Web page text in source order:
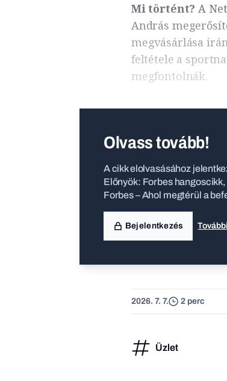
Mi történt? A
András
megvásárlása
feltétele a
megfontolnák.
Olvass tovább!
A cikk elolvasásához
Előnyök: Forbes
Forbes – Ahol megtérül a
Bejelentkezés
2026. 7. 7. 2 perc
Üzlet